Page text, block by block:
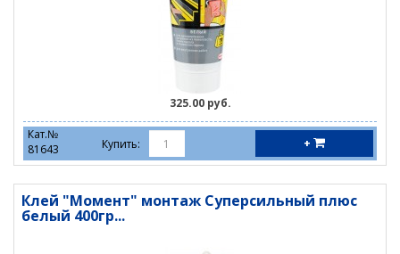
325.00 руб.
Кат.№
81643
Купить: +
Клей "Момент" монтаж Суперсильный плюс
белый 400гр...